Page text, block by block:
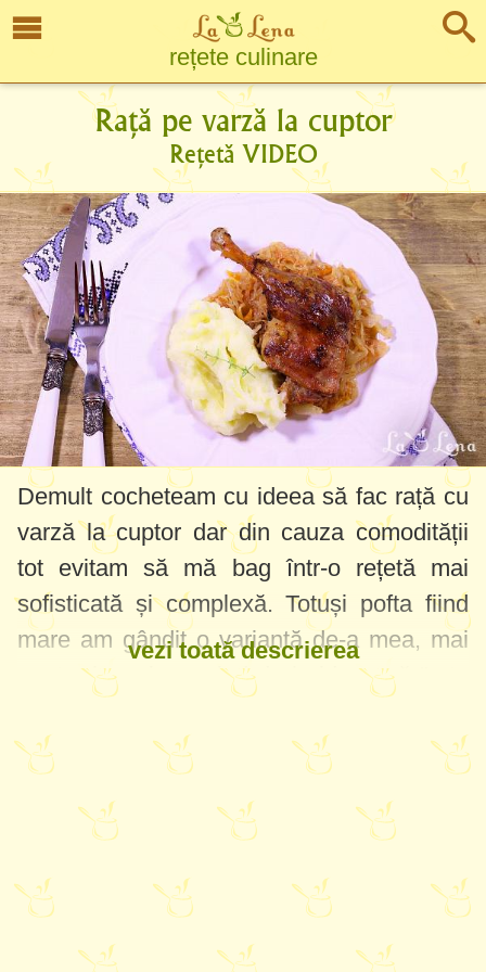
rețete culinare
Rață pe varză la cuptor
Rețetă VIDEO
Demult cocheteam cu ideea să fac rață cu
varză la cuptor dar din cauza comodității
tot evitam să mă bag într-o rețetă mai
sofisticată și complexă. Totuși pofta fiind
mare am gândit o variantă de-a mea, mai
pentru leneși, pornind de la ideea că "rața
căutați carnea de rață, la noi în familie este
bătaie întotdeauna pe pulpe dacă avem o
rață întreagă, acum prefer să cumpăr doar
combina varza murată cu proaspătă sau
faceți doar cu una din ele, depinde cât de
acru vă place. Mai departe am folosit doar
vezi toată descrierea